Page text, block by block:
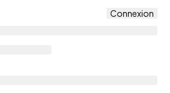
Connexion